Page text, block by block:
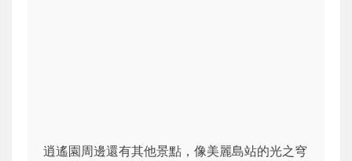
逍遙園周邊還有其他景點，像美麗島站的光之穹